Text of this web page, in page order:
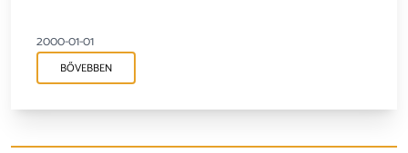
2000-01-01
BŐVEBBEN